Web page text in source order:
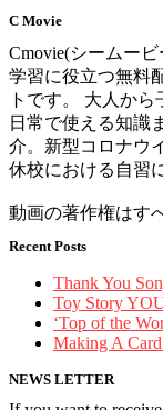
C Movie
Cmovie(シームー
学習に役立つ無料
トです。 大人か
日常で使える知識
介。新型コロナウ
休校における自習
動画の著作権はす
Recent Posts
Thank You
Toy Story
‘Top of the
Making A
NEWS LETTER